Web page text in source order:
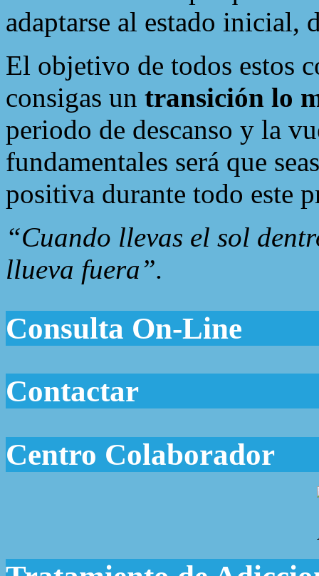
adaptarse al estado inicial,
El objetivo de todos estos
consigas un transición lo
periodo de descanso y la
fundamentales será que
positiva durante todo este
“Cuando llevas el sol
llueva fuera”.
Consulta On-Line
Contactar
Centro Colaborador